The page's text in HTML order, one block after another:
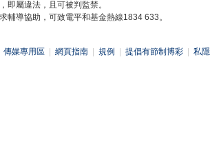
即屬違法，且可被判監禁。
輔導協助，可致電平和基金熱線1834 633。
傳媒專用區 網頁指南 規例 提倡有節制博彩 私